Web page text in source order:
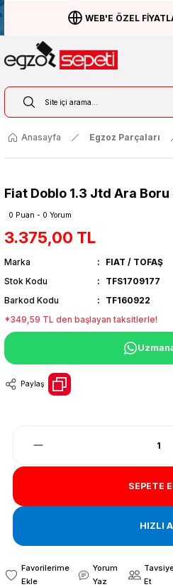
WEB'E ÖZEL
Anasayfa Egzoz Parçaları
Fiat Doblo 1.3 Jtd Ara
0 Puan - 0 Yorum
3.375,00 TL
Marka
FIAT / TOFAŞ
Stok Kodu
TFS1709177
Barkod Kodu
TF160922
*349,59 TL den başlayan taksitlerle!
Paylaş
SEPETE
HIZLI
Yorum
Yaz
Et